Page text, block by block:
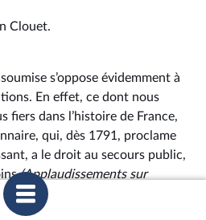
Clouet.
s’oppose évidemment à
En effet, ce dont nous
fiers dans l’histoire de France,
qui, dès 1791, proclame
a le droit au secours public,
(Applaudissements sur
LFI-NFP)
projet de Constitution de 1848,